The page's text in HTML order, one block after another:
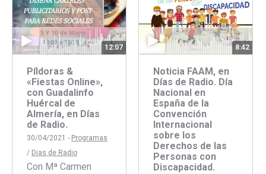
12:07
Píldoras &
«Fiestas Online»,
con Guadalinfo
Huércal de
Almería, en Días
de Radio.
30/04/2021 - Programas
/ Dias de Radio
Con Mª Carmen
8:42
Noticia FAAM, en
Días de Radio. Día
Nacional en
España de la
Convención
Internacional
sobre los
Derechos de las
Personas con
Discapacidad.